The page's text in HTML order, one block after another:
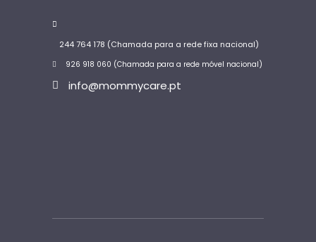
244 764 178 (Chamada para a rede fixa nacional)
926 918 060 (Chamada para a rede móvel nacional)
info@mommycare.pt